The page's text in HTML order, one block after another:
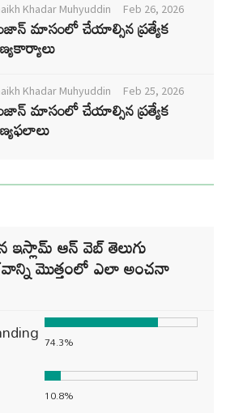
Khadar Muhyuddin Feb 26, 2026
మాసంలో చేయాల్సిన ప్రత్యేక
Khadar Muhyuddin Feb 25, 2026
మాసంలో చేయాల్సిన ప్రత్యేక
ఇస్లామ్ ఆన్ వెబ్ తెలుగు
మొత్తంలో ఎలా అంచనా
74.3%
10.8%